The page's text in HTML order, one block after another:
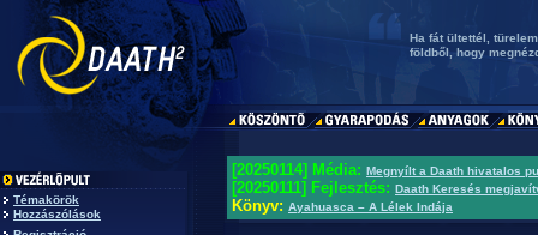
Ha fát ültettél,
földből, hogy
Témakörök
Hozzászólások
[20250114] Média: Megnyílt a Daath hivatalos
[20250111] Fejlesztés: Daath Keresés
Könyv: Ayahuasca – A Lélek Indája